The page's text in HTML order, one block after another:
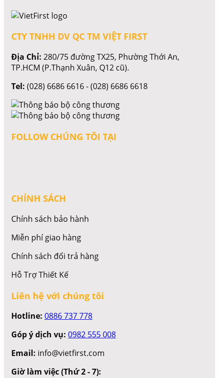
CTY TNHH DV QC TM VIỆT FIRST
Địa Chỉ: 280/75 đường TX25, Phường Thới An,
TP.HCM (P.Thạnh Xuân, Q12 cũ).
Tel: (028) 6686 6616 - (028) 6686 6618
FOLLOW CHÚNG TÔI TẠI
CHÍNH SÁCH
Chính sách bảo hành
Miễn phí giao hàng
Chính sách đổi trả hàng
Hỗ Trợ Thiết Kế
Liên hệ với chúng tôi
Hotline: 0886 737 778
Góp ý dịch vụ: 0982 555 008
Email: info@vietfirst.com
Giờ làm việc (Thứ 2 - 7):